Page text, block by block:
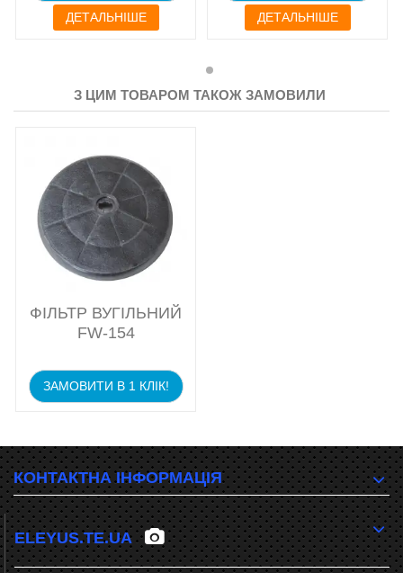
ДЕТАЛЬНІШЕ ДЕТАЛЬНІШЕ
З ЦИМ ТОВАРОМ ТАКОЖ ЗАМОВИЛИ
ФІЛЬТР ВУГІЛЬНИЙ
FW-154
ЗАМОВИТИ В 1 КЛІК!
КОНТАКТНА ІНФОРМАЦІЯ
ELEYUS.TE.UA